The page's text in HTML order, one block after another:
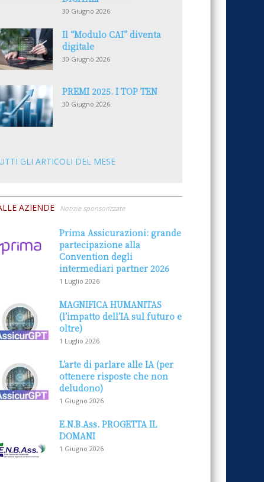
30 Giugno 2026
Il “Modulo CAI” diventa
digitale
30 Giugno 2026
PREMI 2025. I TOP TEN
30 Giugno 2026
GLI ARTICOLI DEL MESE
AZIENDE Notizie sponsorizzate
Prima Assicurazioni: grande
partecipazione alla
Convention degli
intermediari partner 2026
1 Luglio 2026
MAGNIFICA HUMANITAS
(l’impatto dell’IA sul futuro e
oltre)
1 Luglio 2026
L’arte di parlare alle IA (per
ottenere risposte che non
deludono)
1 Giugno 2026
E.N.B.Ass. PROGETTA IL
DOMANI
1 Giugno 2026